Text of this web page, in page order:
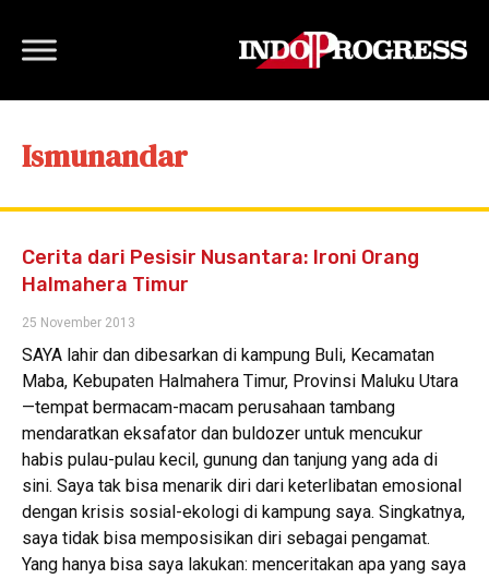
Ismunandar
Cerita dari Pesisir Nusantara: Ironi Orang
Halmahera Timur
25 November 2013
SAYA lahir dan dibesarkan di kampung Buli, Kecamatan
Maba, Kebupaten Halmahera Timur, Provinsi Maluku Utara
—tempat bermacam-macam perusahaan tambang
mendaratkan eksafator dan buldozer untuk mencukur
habis pulau-pulau kecil, gunung dan tanjung yang ada di
sini. Saya tak bisa menarik diri dari keterlibatan emosional
dengan krisis sosial-ekologi di kampung saya. Singkatnya,
saya tidak bisa memposisikan diri sebagai pengamat.
Yang hanya bisa saya lakukan: menceritakan apa yang saya